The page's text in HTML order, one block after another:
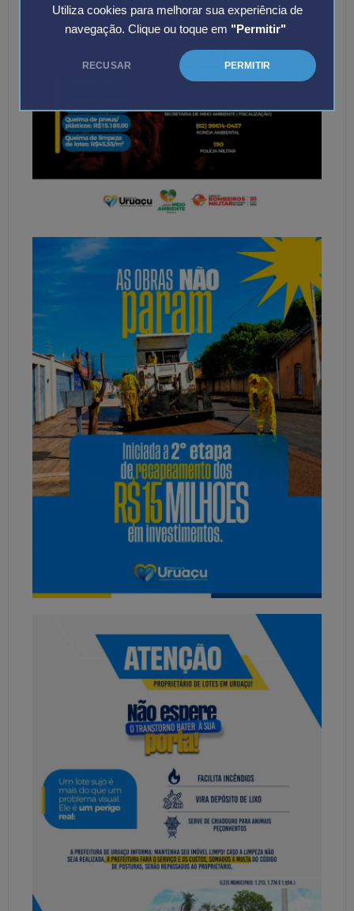
Utiliza cookies para melhorar sua experiência de
navegação. Clique ou toque em "Permitir"
RECUSAR PERMITIR